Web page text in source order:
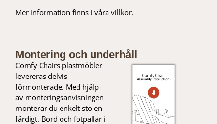
Mer information finns i våra villkor.
Montering och underhåll
Comfy Chairs plastmöbler
levereras delvis
förmonterade. Med hjälp
av monteringsanvisningen
monterar du enkelt stolen
färdigt. Bord och fotpallar i